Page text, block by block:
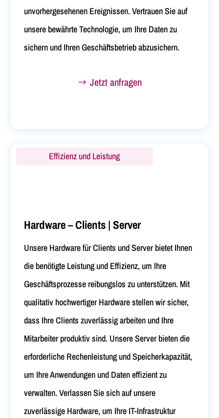
unvorhergesehenen Ereignissen. Vertrauen Sie auf
unsere bewährte Technologie, um Ihre Daten zu
sichern und Ihren Geschäftsbetrieb abzusichern.
Jetzt anfragen
Effizienz und Leistung
Hardware – Clients | Server
Unsere Hardware für Clients und Server bietet Ihnen
die benötigte Leistung und Effizienz, um Ihre
Geschäftsprozesse reibungslos zu unterstützen. Mit
qualitativ hochwertiger Hardware stellen wir sicher,
dass Ihre Clients zuverlässig arbeiten und Ihre
Mitarbeiter produktiv sind. Unsere Server bieten die
erforderliche Rechenleistung und Speicherkapazität,
um Ihre Anwendungen und Daten effizient zu
verwalten. Verlassen Sie sich auf unsere
zuverlässige Hardware, um Ihre IT-Infrastruktur